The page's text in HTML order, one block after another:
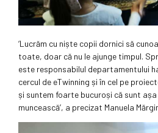
‘Lucrăm cu niște copii dornici să
toate, doar că nu le ajunge timpul.
este responsabilul departamentului
cercul de eTwinning și în cel pe
și suntem foarte bucuroși că sunt
muncească’, a precizat Manuela